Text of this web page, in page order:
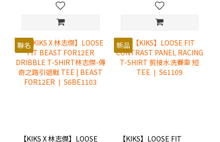
聯名
【KIKS X 林志傑】LOOSE
新品
【KIKS】LOOSE FIT